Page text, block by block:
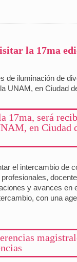
la 17ma
de iluminación de
UNAM, en Ciudad
17ma, será
en Ciudad
el intercambio de
y avances en
con una